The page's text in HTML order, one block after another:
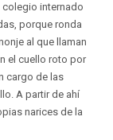
colegio internado
porque ronda
al que llaman
el cuello roto por
cargo de las
A partir de ahí
narices de la